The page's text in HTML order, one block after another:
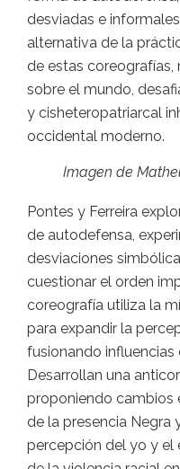
desviadas e
alternativa de la
de estas
sobre el mundo,
y cisheteropatriarcal
occidental moderno.
Imagen de
Pontes y Ferreira
de autodefensa,
desviaciones
cuestionar el orden
coreografía utiliza la
para expandir la
fusionando influencias
Desarrollan una
proponiendo cambios
de la presencia Negra
percepción del yo y el